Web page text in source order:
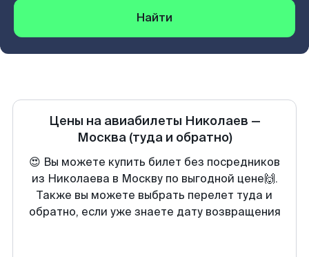
Найти
Цены на авиабилеты Николаев —
Москва (туда и обратно)
😍 Вы можете купить билет без посредников
из Николаева в Москву по выгодной цене🙌.
Также вы можете выбрать перелет туда и
обратно, если уже знаете дату возвращения